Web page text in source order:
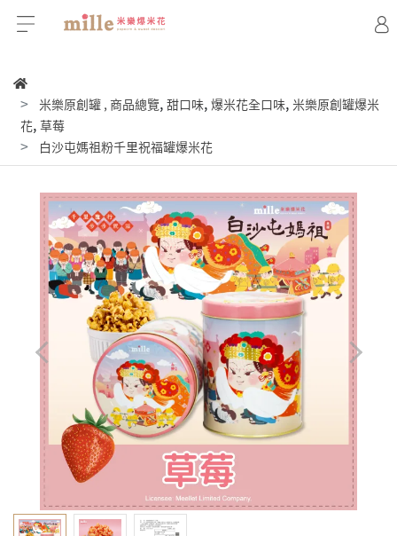
米樂原創罐 , 商品總覽, 甜口味, 爆米花全口味, 米樂原創罐爆米
花, 草莓
白沙屯媽祖粉千里祝福罐爆米花